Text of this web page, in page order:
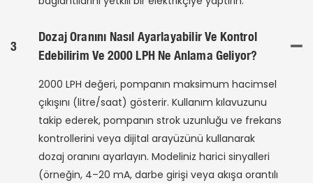
3
Dozaj Oranını Nasıl Ayarlayabilir Ve Kontrol
Edebilirim Ve 2000 LPH Ne Anlama Geliyor?
2000 LPH değeri, pompanın maksimum hacimsel
çıkışını (litre/saat) gösterir. Kullanım kılavuzunu
takip ederek, pompanın strok uzunluğu ve frekans
kontrollerini veya dijital arayüzünü kullanarak
dozaj oranını ayarlayın. Modeliniz harici sinyalleri
(örneğin, 4–20 mA, darbe girişi veya akışa orantılı